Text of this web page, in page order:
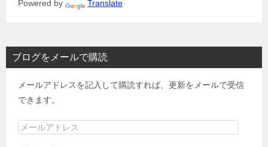
Powered by Translate
ブログをメールで購読
メールアドレスを記入して購読すれば、更新をメールで受信
できます。
メ